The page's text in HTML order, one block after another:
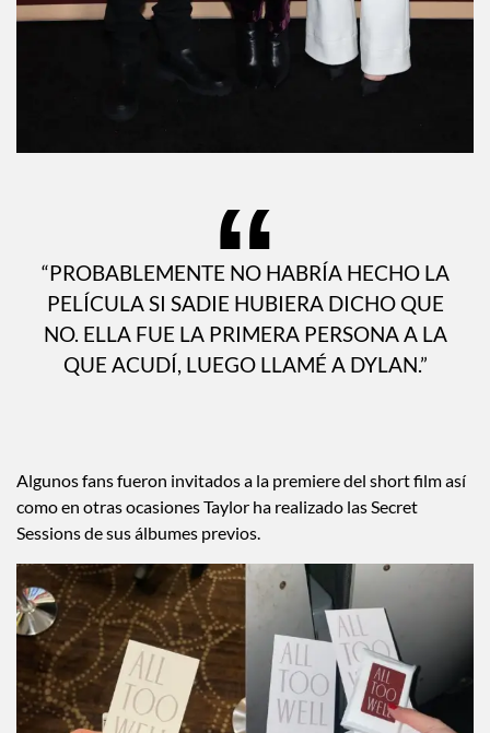
“PROBABLEMENTE NO HABRÍA HECHO LA
PELÍCULA SI SADIE HUBIERA DICHO QUE
NO. ELLA FUE LA PRIMERA PERSONA A LA
QUE ACUDÍ, LUEGO LLAMÉ A DYLAN.”
Algunos fans fueron invitados a la premiere del short film así
como en otras ocasiones Taylor ha realizado las Secret
Sessions de sus álbumes previos.